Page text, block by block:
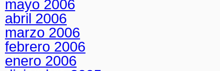
mayo 2006
abril 2006
marzo 2006
febrero 2006
enero 2006